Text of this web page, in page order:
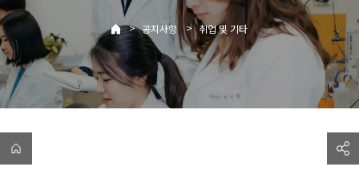
> 공지사항 > 취업 및 기타